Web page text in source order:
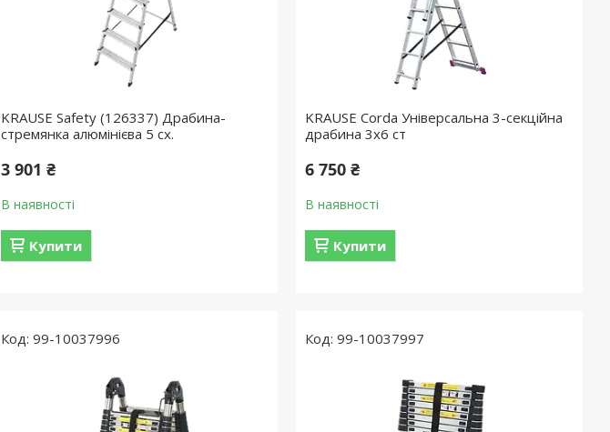
KRAUSE Safety (126337) Драбина-
стремянка алюмінієва 5 сх.
3 901 ₴
В наявності
Купити
KRAUSE Corda Універсальна 3-секційна
драбина 3х6 ст
6 750 ₴
В наявності
Купити
99-10037996 99-10037997